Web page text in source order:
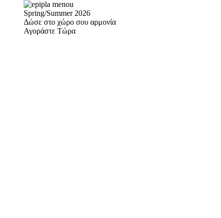
Spring/Summer 2026
Δώσε στο χώρο σου αρμονία
Αγοράστε Τώρα